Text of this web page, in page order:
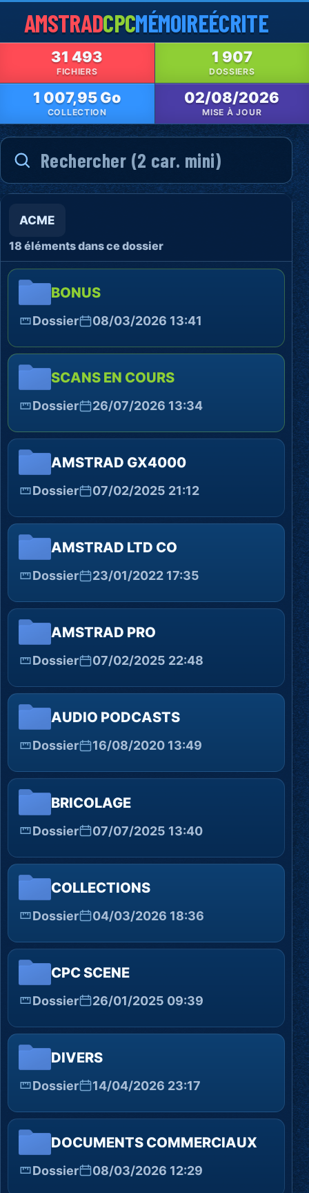
AMSTRADCPCMÉMOIREÉCRITE
31 493
FICHIERS
1 907
DOSSIERS
1 007,95 Go
COLLECTION
02/08/2026
MISE À JOUR
ACME
18 éléments dans ce dossier
BONUS
Dossier 08/03/2026 13:41
SCANS EN COURS
Dossier 26/07/2026 13:34
AMSTRAD GX4000
Dossier 07/02/2025 21:12
AMSTRAD LTD CO
Dossier 23/01/2022 17:35
AMSTRAD PRO
Dossier 07/02/2025 22:48
AUDIO PODCASTS
Dossier 16/08/2020 13:49
BRICOLAGE
Dossier 07/07/2025 13:40
COLLECTIONS
Dossier 04/03/2026 18:36
CPC SCENE
Dossier 26/01/2025 09:39
DIVERS
Dossier 14/04/2026 23:17
DOCUMENTS COMMERCIAUX
Dossier 08/03/2026 12:29